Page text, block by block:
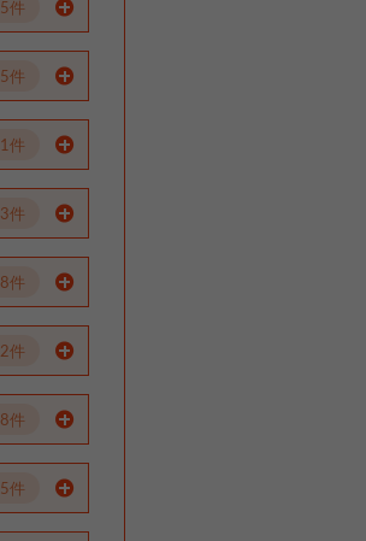
件
件
件
件
件
件
件
件